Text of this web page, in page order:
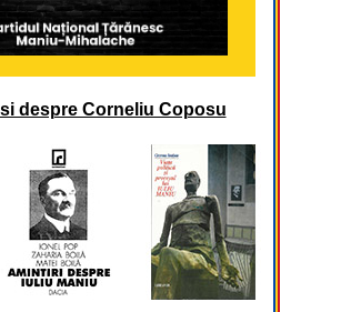
despre Corneliu Coposu